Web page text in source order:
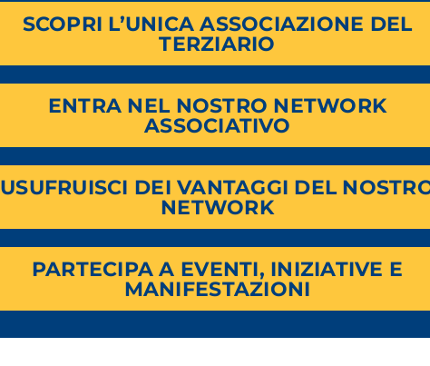
SCOPRI L’UNICA ASSOCIAZIONE DEL
TERZIARIO
ENTRA NEL NOSTRO NETWORK
ASSOCIATIVO
USUFRUISCI DEI VANTAGGI DEL
NETWORK
PARTECIPA A EVENTI, INIZIATIVE E
MANIFESTAZIONI